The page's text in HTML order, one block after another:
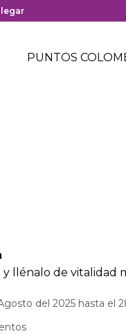
Header
Menú
PUNTOS
llénalo de vitalidad
del 2025 hasta el